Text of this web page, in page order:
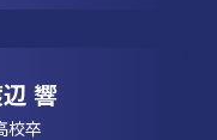
響
校卒